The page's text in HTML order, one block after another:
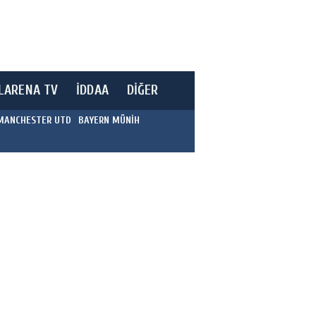
TV İDDAA DİĞER
UTD
BAYERN MÜNİH